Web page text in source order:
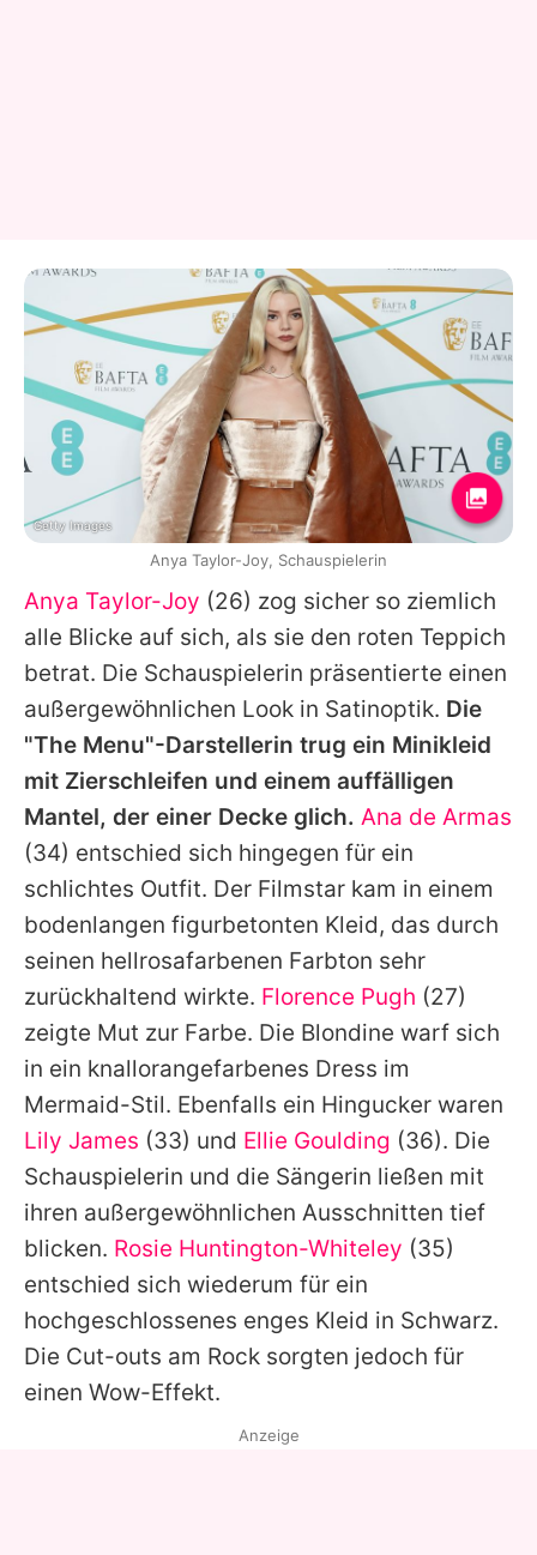
Anya Taylor-Joy (26) zog sicher so ziemlich
alle Blicke auf sich, als sie den roten Teppich
betrat. Die Schauspielerin präsentierte einen
außergewöhnlichen Look in Satinoptik. Die
"The Menu"-Darstellerin trug ein Minikleid
mit Zierschleifen und einem auffälligen
Mantel, der einer Decke glich. Ana de Armas
(34) entschied sich hingegen für ein
schlichtes Outfit. Der Filmstar kam in einem
bodenlangen figurbetonten Kleid, das durch
seinen hellrosafarbenen Farbton sehr
zurückhaltend wirkte. Florence Pugh (27)
zeigte Mut zur Farbe. Die Blondine warf sich
in ein knallorangefarbenes Dress im
Mermaid-Stil. Ebenfalls ein Hingucker waren
Lily James (33) und Ellie Goulding (36). Die
Schauspielerin und die Sängerin ließen mit
ihren außergewöhnlichen Ausschnitten tief
blicken. Rosie Huntington-Whiteley (35)
entschied sich wiederum für ein
hochgeschlossenes enges Kleid in Schwarz.
Die Cut-outs am Rock sorgten jedoch für
einen Wow-Effekt.
Getty Images
Anya Taylor-Joy, Schauspielerin
Anzeige